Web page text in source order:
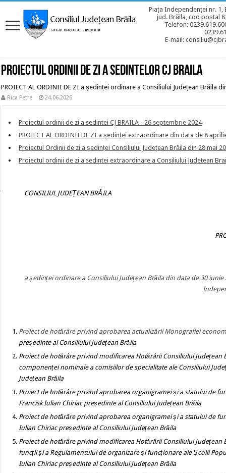
Piața Independenței nr. 1,
jud. Brăila, cod poștal
Telefon:
E-mail:
Proiectul ordinii de zi a sedintelor CJ BRAILA
PROIECT AL ORDINII DE ZI a ședinței ordinare a Consiliului Județean Brăila
Rica Petre 24.06.2026
Proiectul ordinii de zi a sedintei CJ BRAILA - 26 septembrie 2024
PROIECT AL ORDINII DE ZI a ședinței extraordinare din data de 8
Proiectul Ordinii de zi a ședinței Consiliului Județean Brăila din 28 mai
Proiectul ordinii de zi a sedintei extraordinare a Consiliului Judetean
CONSILIUL JUDEȚEAN BRĂILA
PROIECT AL
a ședinței ordinare a Consiliului Județean Brăila din data de 30
Proiect de hotărâre privind aprobarea actualizării Monografiei
președinte al Consiliului Județean Brăila
Proiect de hotărâre privind modificarea Hotărârii Consiliului
componenței nominale a comisiilor de specialitate ale Consiliului
Județean Brăila
Proiect de hotărâre privind aprobarea organigramei și a statului de
Francisk Iulian Chiriac președinte al Consiliului Județean Brăila
Proiect de hotărâre privind aprobarea organigramei și a statului de
Iulian Chiriac președinte al Consiliului Județean Brăila
Proiect de hotărâre privind modificarea Hotărârii Consiliului Județean
funcții și a Regulamentului de organizare și funcționare ale Școlii
Iulian Chiriac președinte al Consiliului Județean Brăila